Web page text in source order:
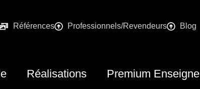
Références Professionnels/Revendeurs Blog
Réalisations Premium Enseigne